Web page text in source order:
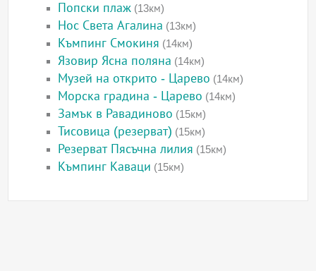
Попски плаж (13км)
Нос Света Агалина (13км)
Къмпинг Смокиня (14км)
Язовир Ясна поляна (14км)
Музей на открито - Царево (14км)
Морска градина - Царево (14км)
Замък в Равадиново (15км)
Тисовица (резерват) (15км)
Резерват Пясъчна лилия (15км)
Къмпинг Каваци (15км)